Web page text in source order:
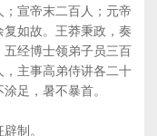
宣帝末二百人；元帝
如故。王莽秉政，奏
经博士领弟子员三百
主事高弟侍讲各二十
足，暑不暴首。
制。